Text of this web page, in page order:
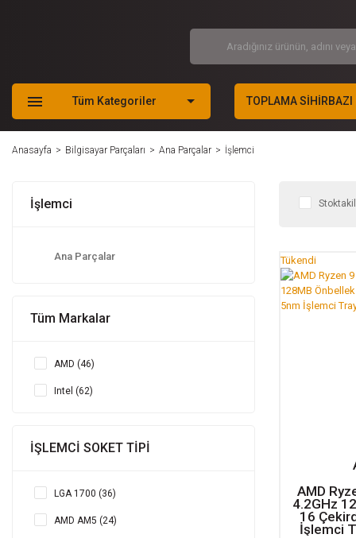
Tüm Kategoriler TOPLAMA SİHİRBAZI
Anasayfa Bilgisayar Parçaları Ana Parçalar İşlemci
İşlemci
Ana Parçalar
Tüm Markalar
AMD (46)
Intel (62)
İŞLEMCİ SOKET TİPİ
LGA 1700 (36)
AMD AM5 (24)
Tükendi
AMD
4.2GHz
16
İşlemci